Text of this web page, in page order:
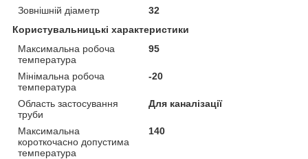
Зовнішній діаметр
32
Користувальницькі характеристики
Максимальна робоча
температура
95
Мінімальна робоча
температура
-20
Область застосування
труби
Для каналізації
Максимальна
короткочасно допустима
температура
140